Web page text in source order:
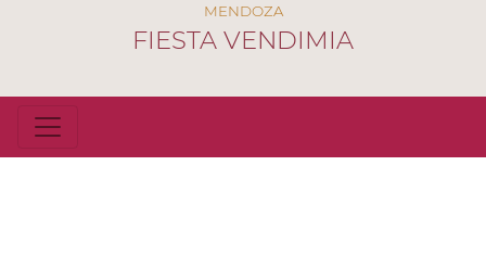
MENDOZA
FIESTA VENDIMIA